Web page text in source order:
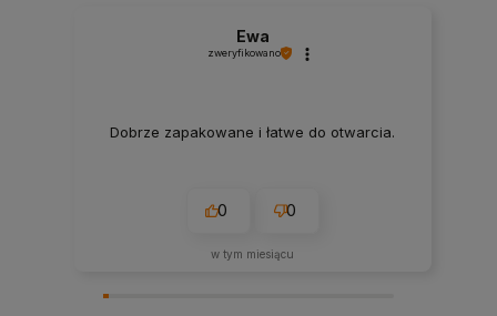
Ewa
zweryfikowano
Dobrze zapakowane i łatwe do otwarcia.
0 0
w tym miesiącu